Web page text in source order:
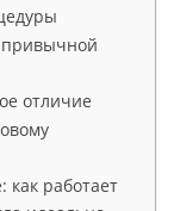
привычной
отличие
работает